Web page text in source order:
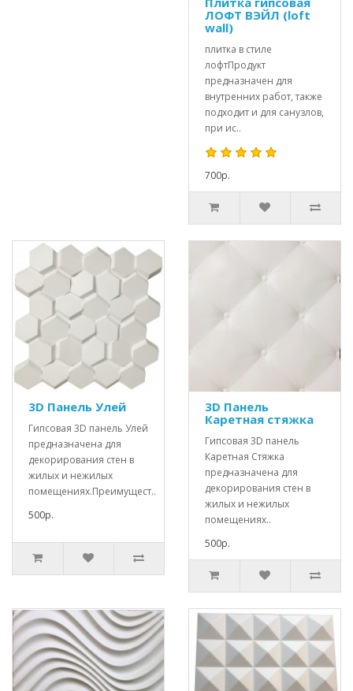
ЛОФТ ВЭЙЛ (loft
wall)
плитка в стиле
лофтПродукт
предназначен для
внутренних работ, также
подходит и для санузлов,
при ис..
700р.
3D Панель Улей
Гипсовая 3D панель Улей
предназначена для
декорирования стен в
жилых и нежилых
помещениях.Преимущест..
500р.
3D Панель
Каретная стяжка
Гипсовая 3D панель
Каретная Стяжка
предназначена для
декорирования стен в
жилых и нежилых
помещениях..
500р.